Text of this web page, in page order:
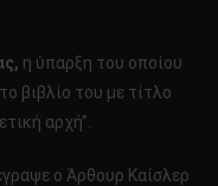
η ύπαρξη του οποίου
βιβλίο του με τίτλο
αρχή”.
ο Άρθουρ Καίσλερ